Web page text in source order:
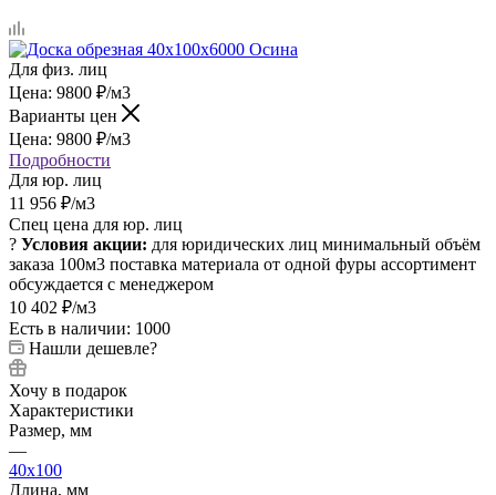
Для физ. лиц
Цена: 9800 ₽/м3
Варианты цен
Цена: 9800 ₽/м3
Подробности
Для юр. лиц
11 956 ₽/м3
Спец цена для юр. лиц
? Условия акции: для юридических лиц минимальный объём
заказа 100м3 поставка материала от одной фуры ассортимент
обсуждается с менеджером
10 402 ₽/м3
Есть в наличии: 1000
Нашли дешевле?
Хочу в подарок
Характеристики
Размер, мм
—
40x100
Длина, мм